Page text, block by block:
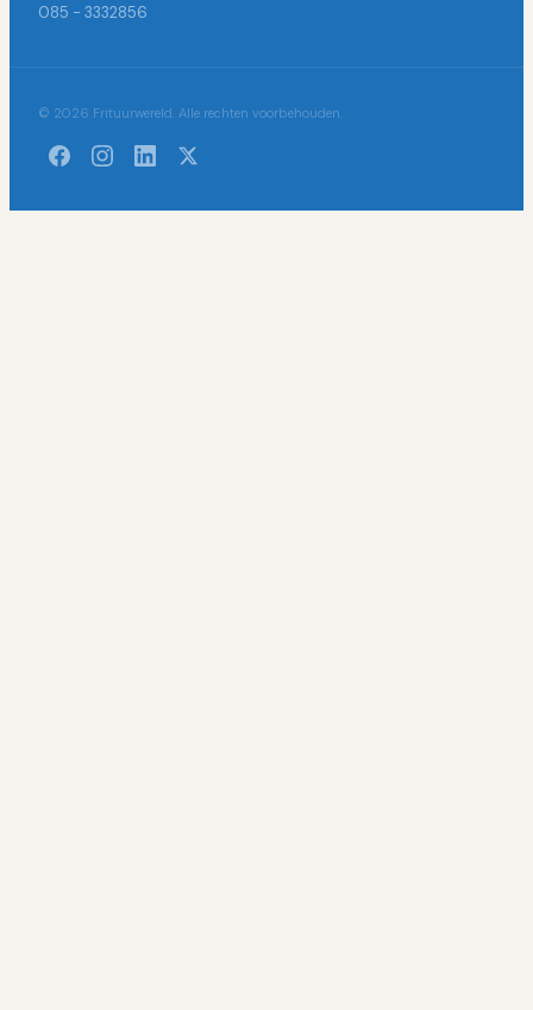
085 - 3332856
© 2026 Frituurwereld. Alle rechten voorbehouden.